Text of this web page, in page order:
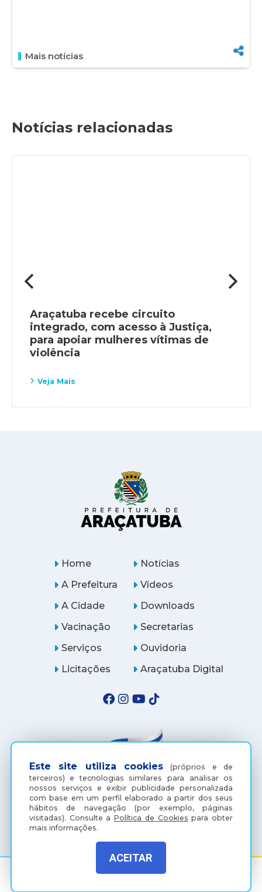
Mais notícias
Notícias relacionadas
Araçatuba recebe circuito
integrado, com acesso à Justiça,
para apoiar mulheres vítimas de
violência
Veja Mais
Este site utiliza cookies (próprios e de
terceiros) e tecnologias similares para analisar os
nossos serviços e exibir publicidade personalizada
com base em um perfil elaborado a partir dos seus
hábitos de navegação (por exemplo, páginas
visitadas). Consulte aPolítica de Cookies para obter
mais informações.
ACEITAR
Home
A Prefeitura
A Cidade
Notícias
Vídeos
Downloads
Vacinação
Serviços
Licitações
Secretarias
Ouvidoria
Araçatuba Digital
(18) 3607-6500